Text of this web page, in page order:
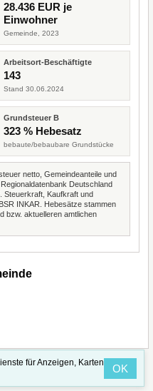
28.436 EUR je
Einwohner
Gemeinde, 2023
Arbeitsort-Beschäftigte
143
Stand 30.06.2024
Grundsteuer B
323 % Hebesatz
bebaute/bebaubare Grundstücke
netto, Gemeindeanteile und
Deutschland
Steuerkraft, Kaufkraft und
INKAR. Hebesätze stammen
bzw. aktuelleren amtlichen
für Anzeigen, Karten
OK